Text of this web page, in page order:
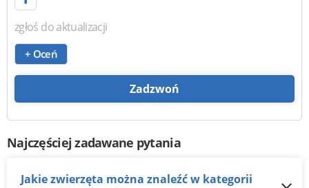
zgłoś do aktualizacji
+ Oceń
Zadzwoń
Najczęściej zadawane pytania
Jakie zwierzęta można znaleźć w kategorii